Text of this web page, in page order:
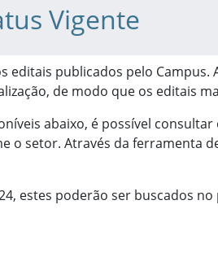
Vigente
editais publicados pelo
de modo que os editais
abaixo, é possível
o setor. Através da ferramenta
estes poderão ser buscados